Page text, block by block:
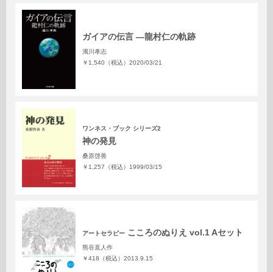
ガイアの伝言 —龍村仁の軌跡
濁川孝志
￥1,540（税込） 2020/03/21
ワンネス・ブック シリーズ2
神の発見
桑原啓善
￥1,257（税込） 1999/03/15
アートセラピー こころのぬりえ vol.1 Aセット
熊谷直人作
￥418（税込） 2013.9.15